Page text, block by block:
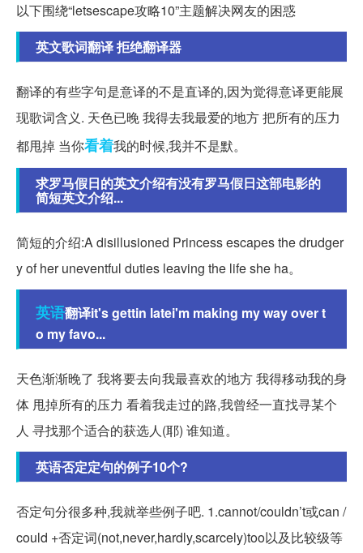
以下围绕“letsescape攻略10”主题解决网友的困惑
英文歌词翻译 拒绝翻译器
翻译的有些字句是意译的不是直译的,因为觉得意译更能展
现歌词含义. 天色已晚 我得去我最爱的地方 把所有的压力
都甩掉 当你看着我的时候,我并不是默。
求罗马假日的英文介绍有没有罗马假日这部电影的
简短英文介绍...
简短的介绍:A disillusioned Princess escapes the drudger
y of her uneventful duties leaving the life she ha。
英语翻译it's gettin latei'm making my way over t
o my favo...
天色渐渐晚了 我将要去向我最喜欢的地方 我得移动我的身
体 甩掉所有的压力 看着我走过的路,我曾经一直找寻某个
人 寻找那个适合的获选人(耶) 谁知道。
英语否定定句的例子10个?
否定句分很多种,我就举些例子吧. 1.cannot/couldn’t或can /
could +否定词(not,never,hardly,scarcely)too以及比较级等